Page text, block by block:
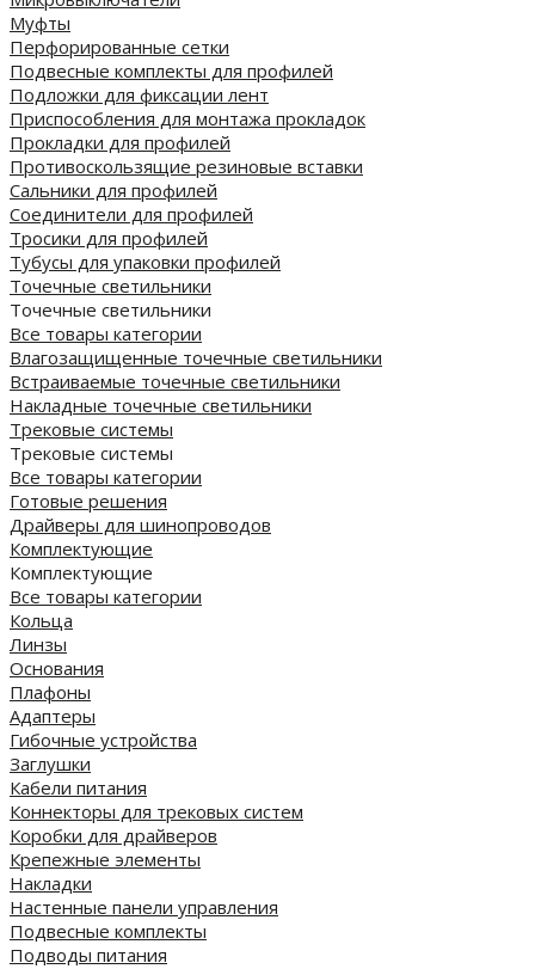
Муфты
Перфорированные сетки
Подвесные комплекты для профилей
Подложки для фиксации лент
Приспособления для монтажа прокладок
Прокладки для профилей
Противоскользящие резиновые вставки
Сальники для профилей
Соединители для профилей
Тросики для профилей
Тубусы для упаковки профилей
Точечные светильники
Точечные светильники
Все товары категории
Влагозащищенные точечные светильники
Встраиваемые точечные светильники
Накладные точечные светильники
Трековые системы
Трековые системы
Все товары категории
Готовые решения
Драйверы для шинопроводов
Комплектующие
Комплектующие
Все товары категории
Кольца
Линзы
Основания
Плафоны
Адаптеры
Гибочные устройства
Заглушки
Кабели питания
Коннекторы для трековых систем
Коробки для драйверов
Крепежные элементы
Накладки
Настенные панели управления
Подвесные комплекты
Подводы питания